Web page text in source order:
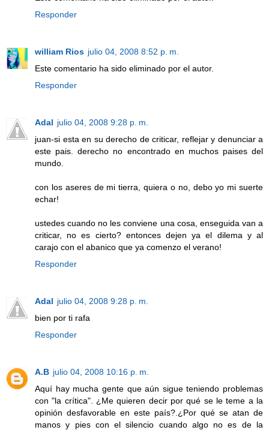
Responder
william Rios julio 04, 2008 8:52 p. m.
Este comentario ha sido eliminado por el autor.
Responder
Adal julio 04, 2008 9:28 p. m.
juan-si esta en su derecho de criticar, reflejar y denunciar a
este pais. derecho no encontrado en muchos paises del
mundo.
con los aseres de mi tierra, quiera o no, debo yo mi suerte
echar!
ustedes cuando no les conviene una cosa, enseguida van a
criticar, no es cierto? entonces dejen ya el dilema y al
carajo con el abanico que ya comenzo el verano!
Responder
Adal julio 04, 2008 9:28 p. m.
bien por ti rafa
Responder
A.B julio 04, 2008 10:16 p. m.
Aquí hay mucha gente que aún sigue teniendo problemas
con "la crítica". ¿Me quieren decir por qué se le teme a la
opinión desfavorable en este país?.¿Por qué se atan de
manos y pies con el silencio cuando algo no es de la